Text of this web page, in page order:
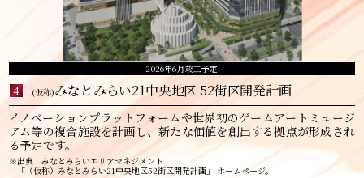
2026年6月竣工予定
4 (仮称)みなとみらい21中央地区 52街区開発計画
イノベーションプラットフォームや世界初のゲームアートミュージ
アム等の複合施設を計画し、新たな価値を創出する拠点が形成され
る予定です。
※出典：みなとみらいエリアマネジメント
「（仮称）みなとみらい21中央地区52街区開発計画」 ホームページ。